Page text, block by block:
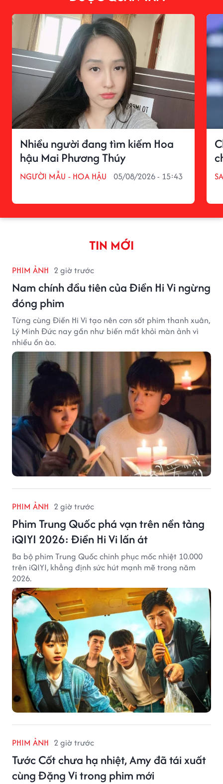
Nhiều người đang tìm kiếm Hoa
hậu Mai Phương Thúy
NGƯỜI MẪU - HOA HẬU 05/08/2026 - 15:43
TIN MỚI
PHIM ẢNH 2 giờ trước
Nam chính đầu tiên của Điền Hi Vi ngừng
đóng phim
Từng cùng Điền Hi Vi tạo nên cơn sốt phim thanh xuân,
Lý Minh Đức nay gần như biến mất khỏi màn ảnh vì
nhiều ồn ào.
PHIM ẢNH 2 giờ trước
Phim Trung Quốc phá vạn trên nền tảng
iQIYI 2026: Điền Hi Vi lấn át
Ba bộ phim Trung Quốc chinh phục mốc nhiệt 10.000
trên iQIYI, khẳng định sức hút mạnh mẽ trong năm
2026.
PHIM ẢNH 2 giờ trước
Tước Cốt chưa hạ nhiệt, Amy đã tái xuất
cùng Đặng Vi trong phim mới